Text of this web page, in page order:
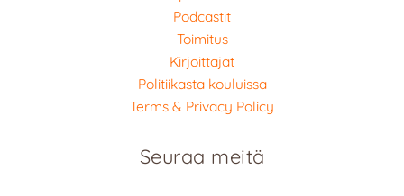
Podcastit
Toimitus
Kirjoittajat
Politiikasta kouluissa
Terms & Privacy Policy
Seuraa meitä